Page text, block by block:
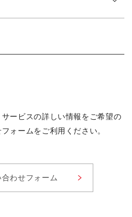
ービスの詳しい情報をご希望の
ォームをご利用ください。
合わせフォーム